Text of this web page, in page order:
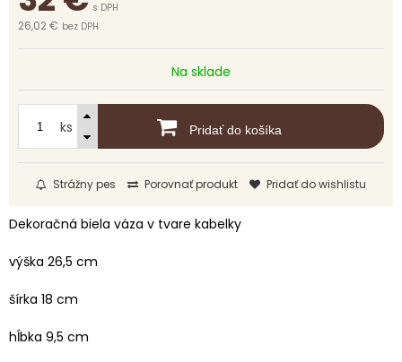
s DPH
26,02 € bez DPH
Na sklade
ks Pridať do košíka
Strážny pes Porovnať produkt Pridať do wishlistu
Dekoračná biela váza v tvare kabelky
výška 26,5 cm
šírka 18 cm
hĺbka 9,5 cm